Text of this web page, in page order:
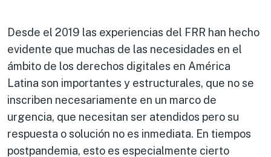
Desde el 2019 las experiencias del FRR han hecho
evidente que muchas de las necesidades en el
ámbito de los derechos digitales en América
Latina son importantes y estructurales, que no se
inscriben necesariamente en un marco de
urgencia, que necesitan ser atendidos pero su
respuesta o solución no es inmediata. En tiempos
postpandemia, esto es especialmente cierto